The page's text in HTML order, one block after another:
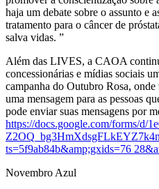
haja um debate sobre o assunto e
tratamento para o câncer de
salva vidas. ”
Além das LIVES, a CAOA
concessionárias e mídias sociais
campanha do Outubro Rosa,
uma mensagem para as pessoas
pode enviar suas mensagens por
https://docs.google.com/forms/d/
ts=5f9ab84b&amp;gxids=76
Novembro Azul